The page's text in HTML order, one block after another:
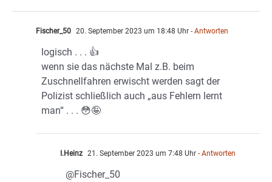
Fischer_50 20. September 2023 um 18:48 Uhr - Antworten
logisch . . . 👍
wenn sie das nächste Mal z.B. beim
Zuschnellfahren erwischt werden sagt der
Polizist schließlich auch „aus Fehlern lernt
man“ . . . 😳🤪
I.Heinz 21. September 2023 um 7:48 Uhr - Antworten
@Fischer_50